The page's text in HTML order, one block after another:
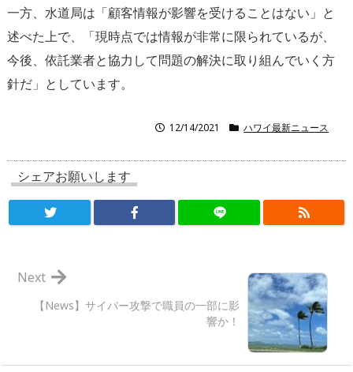
一方、水道局は「顧客情報が影響を受けることはない」と
述べた上で、「現時点では情報が非常に限られているが、
今後、依託業者と協力して問題の解決に取り組んでいく方
針だ」としています。
12/14/2021 ハワイ最新ニュース
シェアお願いします
【News】サイバー攻撃で職員の一部に影
響か！
Next